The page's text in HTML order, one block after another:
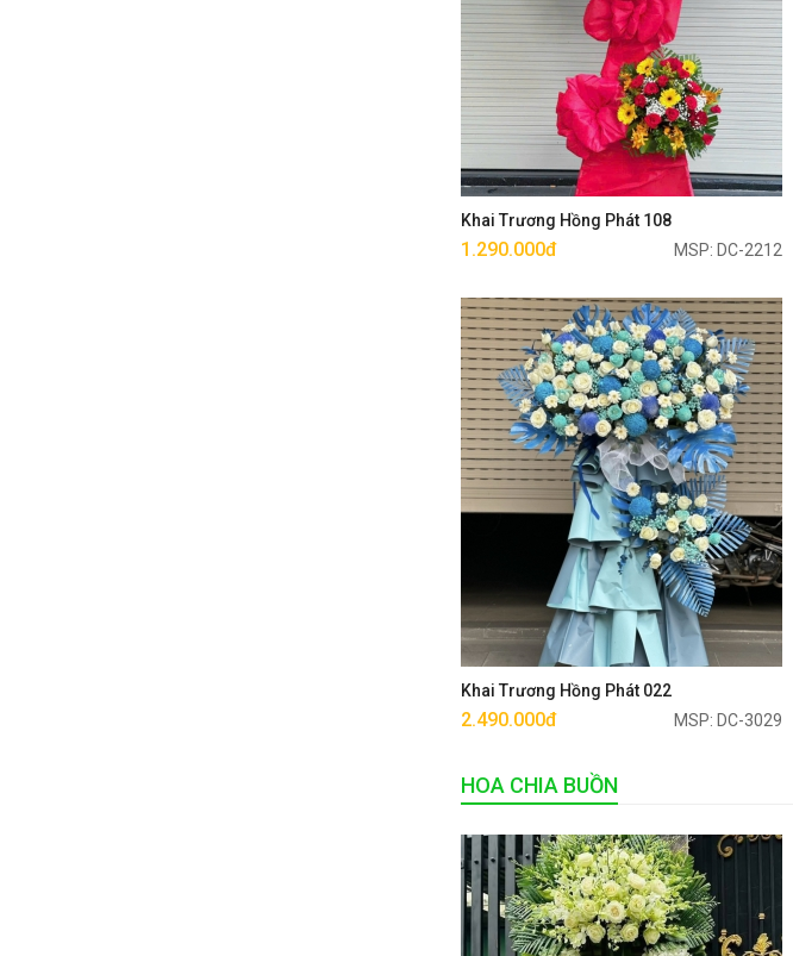
Khai Trương Hồng Phát 108
1.290.000đ MSP: DC-2212
Mua ngay
Khai Trương Hồng Phát 022
2.490.000đ MSP: DC-3029
Mua ngay
HOA CHIA BUỒN